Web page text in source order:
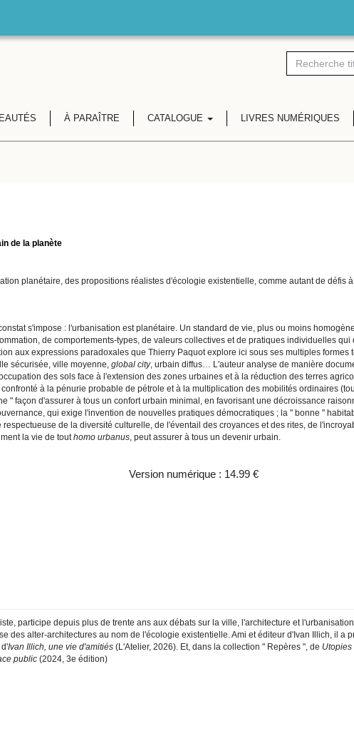
À PARAÎTRE CATALOGUE LIVRES NUMÉRIQUES
de la planète
planétaire, des propositions réalistes d'écologie existentielle, comme autant de défis
s'impose : l'urbanisation est planétaire. Un standard de vie, plus ou moins
de comportements-types, de valeurs collectives et de pratiques individuelles
aux expressions paradoxales que Thierry Paquot explore ici sous ses multiples formes
sécurisée, ville moyenne, global city, urbain diffus… L'auteur analyse de manière
des sols face à l'extension des zones urbaines et à la réduction des terres
à la pénurie probable de pétrole et à la multiplication des mobilités ordinaires
" façon d'assurer à tous un confort urbain minimal, en favorisant une décroissance
qui exige l'invention de nouvelles pratiques démocratiques ; la " bonne "
de la diversité culturelle, de l'éventail des croyances et des rites, de
la vie de touthomo urbanus, peut assurer à tous un devenir urbain.
Version numérique : 14.99 €
participe depuis plus de trente ans aux débats sur la ville, l'architecture et
des alter-architectures au nom de l'écologie existentielle. Ami et éditeur d'Ivan Illich, il a
Ivan Illich, une vie d'amitiés(L'Atelier, 2026). Et, dans la collection " Repères ", de Utopies
public (2024, 3e édition)